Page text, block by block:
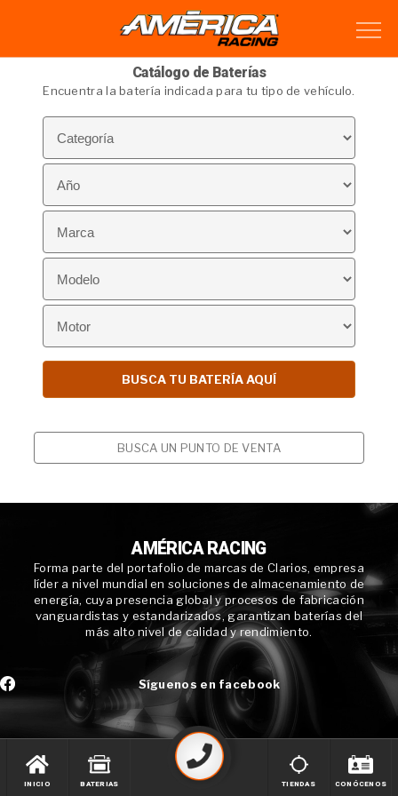
Catálogo de Baterías
Encuentra la batería indicada para tu tipo de vehículo.
BUSCA UN PUNTO DE VENTA
AMÉRICA RACING
Forma parte del portafolio de marcas de Clarios, empresa
líder a nivel mundial en soluciones de almacenamiento de
energía, cuya presencia global y procesos de fabricación
vanguardistas y estandarizados, garantizan baterías del
más alto nivel de calidad y rendimiento.
Síguenos en facebook
INICIO BATERIAS TIENDAS CONÓCENOS